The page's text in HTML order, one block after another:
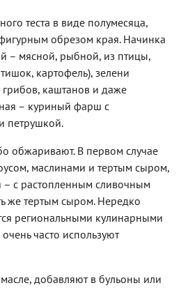
сливочным,
томатным,
песто.
Посыпают
тертым
сыром,
орехами,
касается
формы
наиболее
популярной
является
нравится,
поэтому
именно
ее мы
выбрали
для этого
рецепта.
теста в виде полумесяца,
обрезом края. Начинка
– мясной, рыбной, из птицы,
картофель), зелени
грибов, каштанов и даже
– куриный фарш с
петрушкой.
обжаривают. В первом случае
маслинами и тертым сыром,
с растопленным сливочным
же тертым сыром. Нередко
региональными кулинарными
часто используют
добавляют в бульоны или